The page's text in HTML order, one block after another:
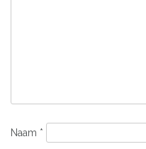
Naam *